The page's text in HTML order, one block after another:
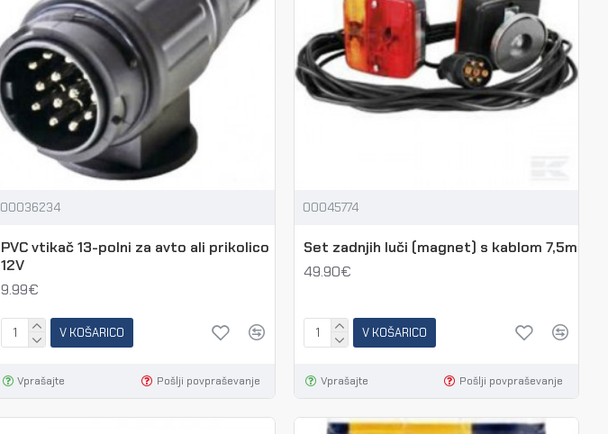
00036234
PVC vtikač 13-polni za avto ali prikolico
12V
9.99€
V KOŠARICO
Vprašajte Pošlji povpraševanje
00045774
Set zadnjih luči (magnet) s kablom 7,5m
49.90€
V KOŠARICO
Vprašajte Pošlji povpraševanje